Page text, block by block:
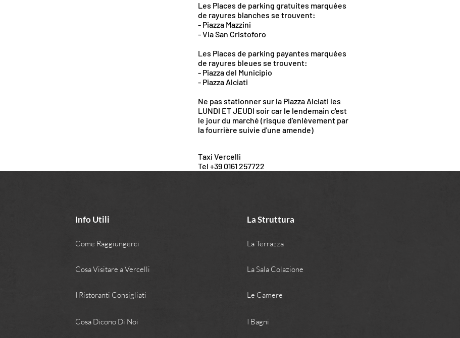
Les Places de parking gratuites marquées
de rayures blanches se trouvent:
- Piazza Mazzini
- Via San Cristoforo
Les Places de parking payantes marquées
de rayures bleues se trouvent:
- Piazza del Municipio
- Piazza Alciati
Ne pas stationner sur la Piazza Alciati les
LUNDI ET JEUDI soir car le lendemain c'est
le jour du marché (risque d'enlèvement par
la fourrière suivie d'une amende)
Taxi Vercelli
Tel +39 0161 257722
Info Utili
Come Raggiungerci
Cosa Visitare a Vercelli
I Ristoranti Consigliati
Cosa Dicono Di Noi
La Struttura
La Terrazza
La Sala Colazione
Le Camere
I Bagni